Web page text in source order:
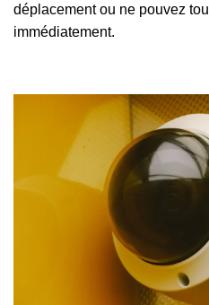
déplacement ou ne pouvez
immédiatement.